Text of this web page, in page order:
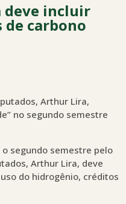
deve incluir
carbono
Arthur Lira,
no segundo semestre
segundo semestre pelo
Arthur Lira, deve
do hidrogênio, créditos